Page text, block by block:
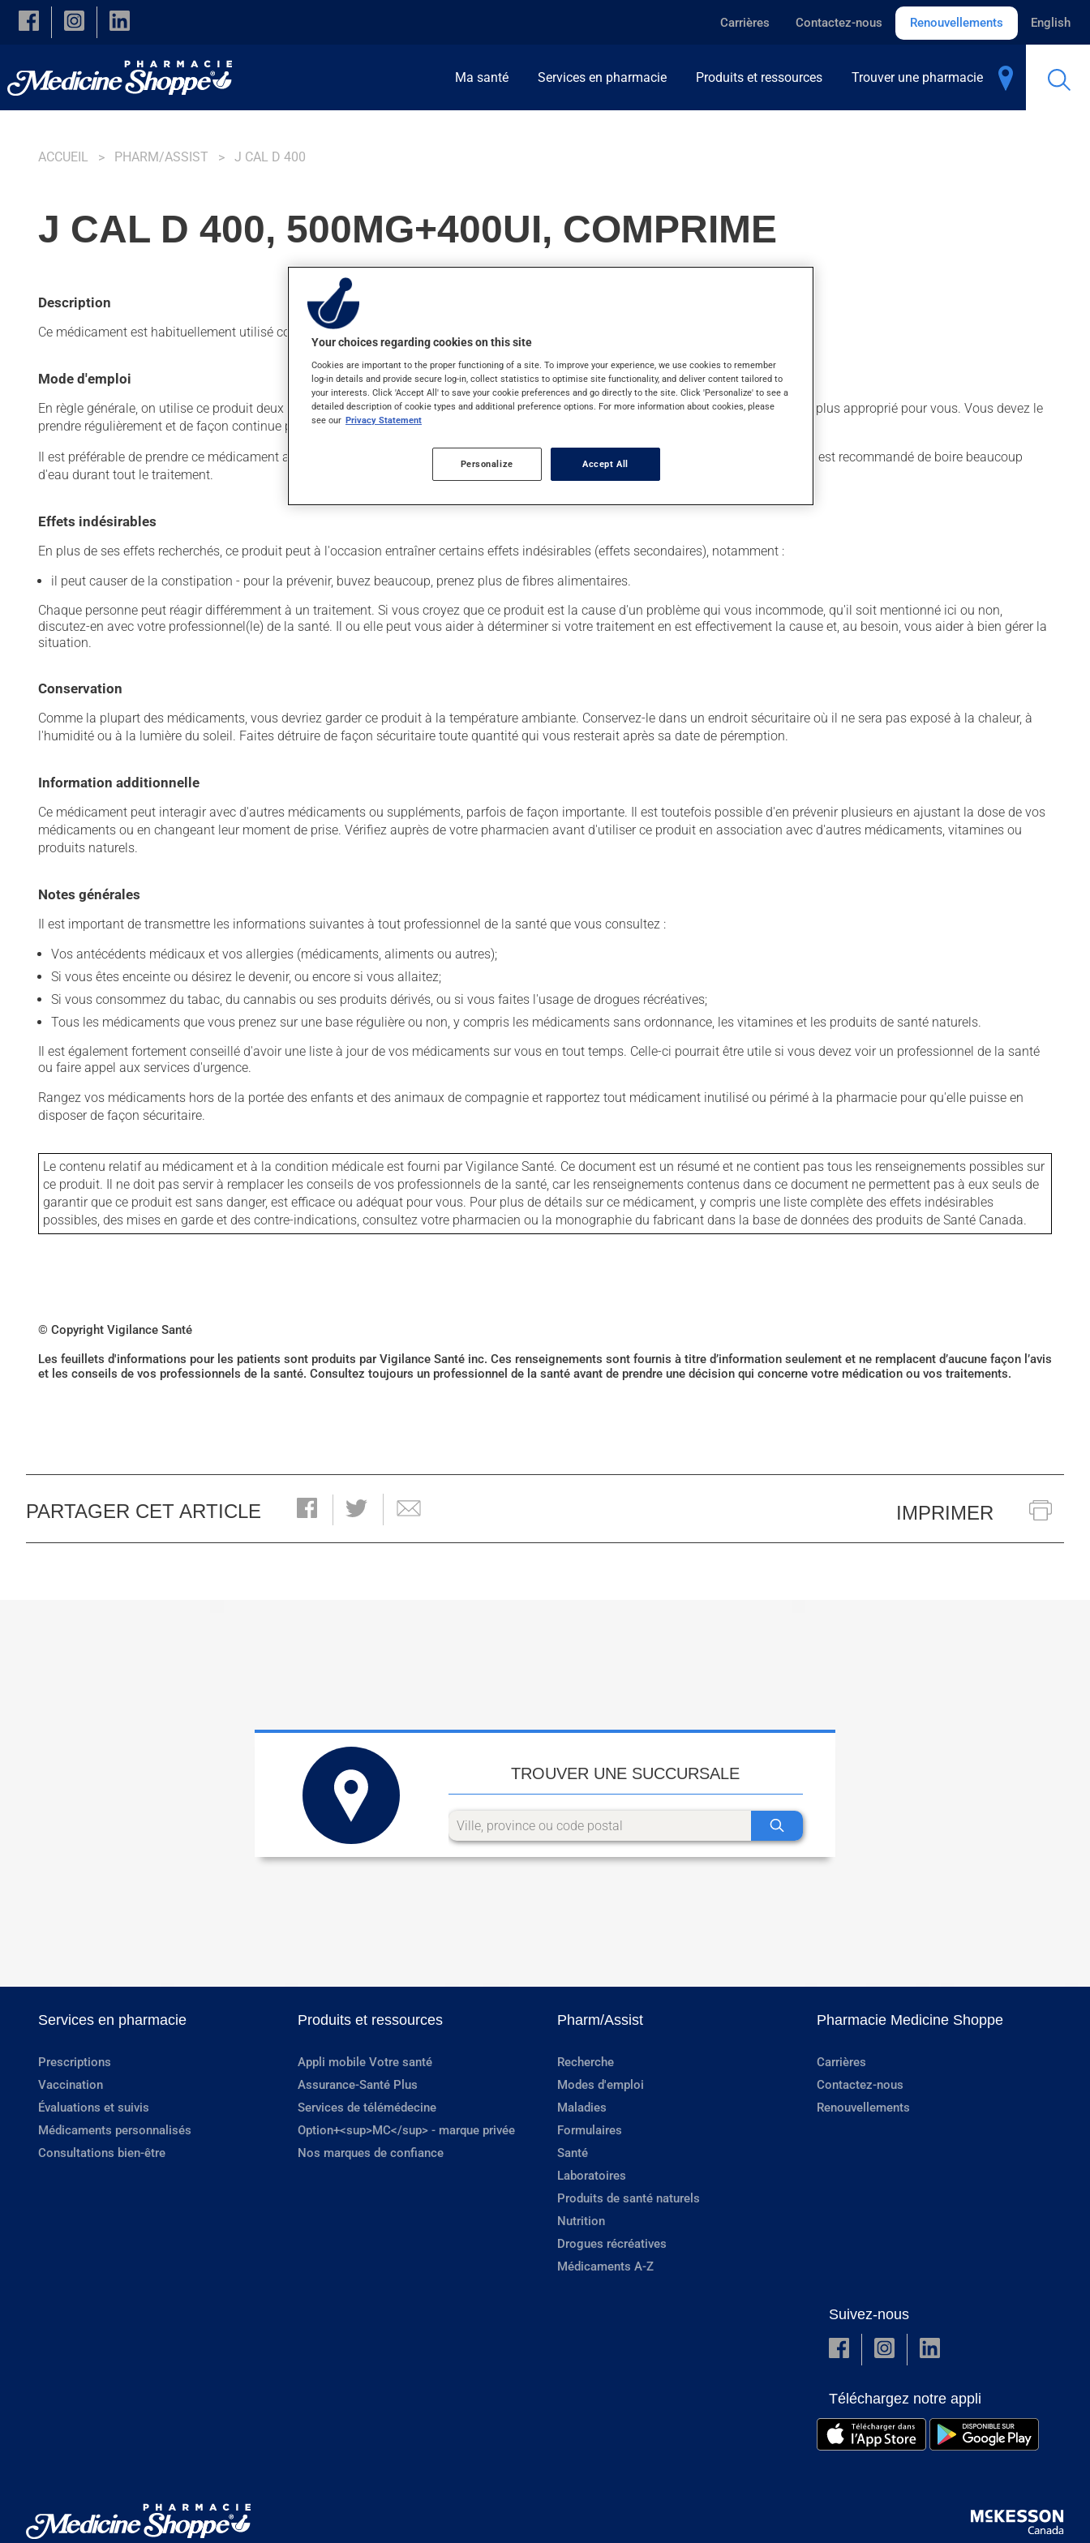
Skip to main content
Carrières Contactez-nous Renouvellements English
Ma santé Services en pharmacie Produits et ressources Trouver une pharmacie
ACCUEIL PHARM/ASSIST J CAL D 400
J CAL D 400, 500MG+400UI, COMPRIME
Description
Ce médicament est habituellement utilisé comme supplément de calcium.
Mode d'emploi
En règle générale, on utilise ce produit deux fois par jour. Il est possible que votre pharmacien vous ait indiqué un horaire différent qui est plus approprié pour vous. Vous devez le
prendre régulièrement et de façon continue pour maintenir ses effets bénéfiques.
Il est préférable de prendre ce médicament avec un repas ou une collation : la prise avec de la nourriture diminue les effets secondaires. Il est recommandé de boire beaucoup
d'eau durant tout le traitement.
Effets indésirables
En plus de ses effets recherchés, ce produit peut à l'occasion entraîner certains effets indésirables (effets secondaires), notamment :
il peut causer de la constipation - pour la prévenir, buvez beaucoup, prenez plus de fibres alimentaires.
Chaque personne peut réagir différemment à un traitement. Si vous croyez que ce produit est la cause d'un problème qui vous incommode, qu'il soit mentionné ici ou non,
discutez-en avec votre professionnel(le) de la santé. Il ou elle peut vous aider à déterminer si votre traitement en est effectivement la cause et, au besoin, vous aider à bien gérer la
situation.
Conservation
Comme la plupart des médicaments, vous devriez garder ce produit à la température ambiante. Conservez-le dans un endroit sécuritaire où il ne sera pas exposé à la chaleur, à
l'humidité ou à la lumière du soleil. Faites détruire de façon sécuritaire toute quantité qui vous resterait après sa date de péremption.
Information additionnelle
Ce médicament peut interagir avec d'autres médicaments ou suppléments, parfois de façon importante. Il est toutefois possible d'en prévenir plusieurs en ajustant la dose de vos
médicaments ou en changeant leur moment de prise. Vérifiez auprès de votre pharmacien avant d'utiliser ce produit en association avec d'autres médicaments, vitamines ou
produits naturels.
Notes générales
Il est important de transmettre les informations suivantes à tout professionnel de la santé que vous consultez :
Vos antécédents médicaux et vos allergies (médicaments, aliments ou autres);
Si vous êtes enceinte ou désirez le devenir, ou encore si vous allaitez;
Si vous consommez du tabac, du cannabis ou ses produits dérivés, ou si vous faites l'usage de drogues récréatives;
Tous les médicaments que vous prenez sur une base régulière ou non, y compris les médicaments sans ordonnance, les vitamines et les produits de santé naturels.
Il est également fortement conseillé d'avoir une liste à jour de vos médicaments sur vous en tout temps. Celle-ci pourrait être utile si vous devez voir un professionnel de la santé
ou faire appel aux services d'urgence.
Rangez vos médicaments hors de la portée des enfants et des animaux de compagnie et rapportez tout médicament inutilisé ou périmé à la pharmacie pour qu'elle puisse en
disposer de façon sécuritaire.
Le contenu relatif au médicament et à la condition médicale est fourni par Vigilance Santé. Ce document est un résumé et ne contient pas tous les renseignements possibles sur
ce produit. Il ne doit pas servir à remplacer les conseils de vos professionnels de la santé, car les renseignements contenus dans ce document ne permettent pas à eux seuls de
garantir que ce produit est sans danger, est efficace ou adéquat pour vous. Pour plus de détails sur ce médicament, y compris une liste complète des effets indésirables
possibles, des mises en garde et des contre-indications, consultez votre pharmacien ou la monographie du fabricant dans la base de données des produits de Santé Canada.
© Copyright Vigilance Santé
Les feuillets d'informations pour les patients sont produits par Vigilance Santé inc. Ces renseignements sont fournis à titre d’information seulement et ne remplacent d’aucune façon l’avis
et les conseils de vos professionnels de la santé. Consultez toujours un professionnel de la santé avant de prendre une décision qui concerne votre médication ou vos traitements.
PARTAGER CET ARTICLE IMPRIMER
TROUVER UNE SUCCURSALE
Services en pharmacie
Prescriptions
Vaccination
Évaluations et suivis
Médicaments personnalisés
Consultations bien-être
Produits et ressources
Appli mobile Votre santé
Assurance-Santé Plus
Services de télémédecine
Option+<sup>MC</sup> - marque privée
Nos marques de confiance
Pharm/Assist
Recherche
Modes d'emploi
Maladies
Formulaires
Santé
Laboratoires
Produits de santé naturels
Nutrition
Drogues récréatives
Médicaments A-Z
Pharmacie Medicine Shoppe
Carrières
Contactez-nous
Renouvellements
Suivez-nous
Téléchargez notre appli
Your choices regarding cookies on this site
Cookies are important to the proper functioning of a site. To improve your experience, we use cookies to remember
log-in details and provide secure log-in, collect statistics to optimise site functionality, and deliver content tailored to
your interests. Click 'Accept All' to save your cookie preferences and go directly to the site. Click 'Personalize' to see a
detailed description of cookie types and additional preference options. For more information about cookies, please
see our Privacy Statement
Personalize Accept All